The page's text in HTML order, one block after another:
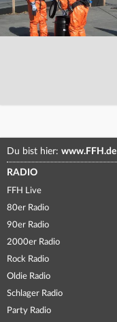
Du bist hier: www.FFH.de
RADIO
FFH Live
80er Radio
90er Radio
2000er Radio
Rock Radio
Oldie Radio
Schlager Radio
Party Radio